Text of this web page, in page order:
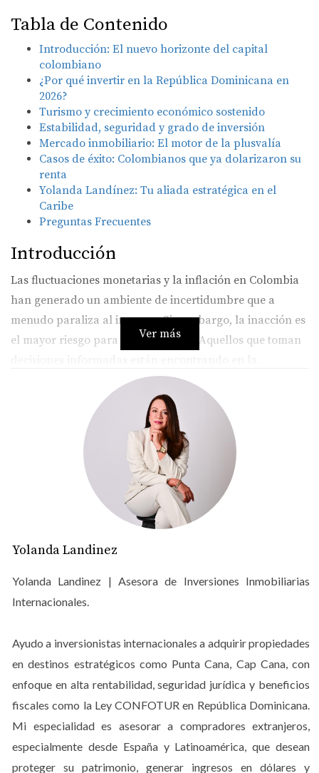
Tabla de Contenido
Introducción: El nuevo horizonte del capital
colombiano
¿Por qué invertir en la República Dominicana en
2026?
Turismo y crecimiento económico sostenido
Estabilidad, seguridad y grado de inversión
Mercado inmobiliario: El motor de la plusvalía
Casos de éxito: Colombianos que ya dolarizaron su
renta
Yolanda Landínez: Tu aliada estratégica en el
Caribe
Preguntas Frecuentes
Introducción
Las fluctuaciones monetarias y la inflación en Colombia
han generado un ambiente de incertidumbre que a
menudo paraliza al inversor. Sin embargo, la inacción es
el mayor riesgo para su patrimonio. Aquellos que toman
República Dominicana no solo un refugio contra la
devaluación, sino un ecosistema diseñado para atraer y
proteger el capital extranjero.
¿Por qué invertir en la República
Dominicana?
La nación caribeña es hoy una de las economías más
dinámicas de América Latina. Para el colombiano, las
fiscales únicos a través de leyes comoCONFOTUR.
Turismo y crecimiento económico
Punta Cana es el epicentro del turismo en el Caribe. La
demanda de alojamiento supera constantemente la
oferta hotelera tradicional, abriendo una ventana de
oportunidad masiva para lasrentas cortas (Airbnb). Con
vuelos directos desde Bogotá y Medellín, supervisar su
inversión es más fácil que nunca.
Ver más
Yolanda Landinez
Yolanda Landinez | Asesora de Inversiones Inmobiliarias
Internacionales.
Ayudo a inversionistas internacionales a adquirir propiedades
en destinos estratégicos como Punta Cana, Cap Cana, con
enfoque en alta rentabilidad, seguridad jurídica y beneficios
fiscales como la Ley CONFOTUR en República Dominicana.
Mi especialidad es asesorar a compradores extranjeros,
especialmente desde España y Latinoamérica, que desean
proteger su patrimonio, generar ingresos en dólares y